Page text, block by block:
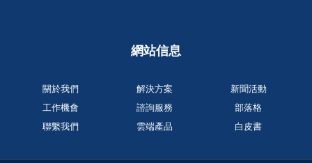
網站信息
關於我們
工作機會
聯繫我們
解決方案
諮詢服務
雲端產品
新聞活動
部落格
白皮書